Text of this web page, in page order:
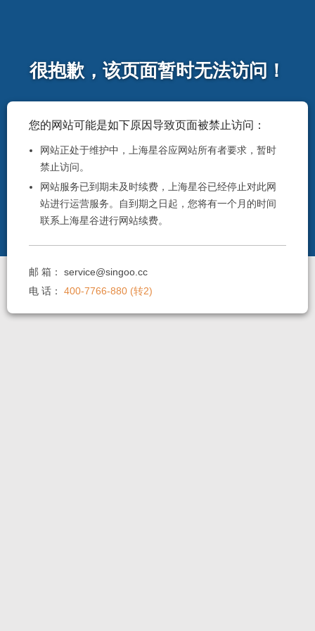
很抱歉，该页面暂时无法访问！
您的网站可能是如下原因导致页面被禁止访问：
网站正处于维护中，上海星谷应网站所有者要求，暂时
禁止访问。
网站服务已到期未及时续费，上海星谷已经停止对此网
站进行运营服务。自到期之日起，您将有一个月的时间
联系上海星谷进行网站续费。
邮 箱：service@singoo.cc
电 话：400-7766-880 (转2)